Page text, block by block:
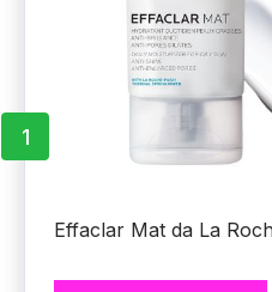
1
Effaclar Mat da La